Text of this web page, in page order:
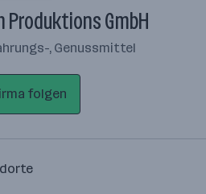
Produktions GmbH
, Genussmittel
folgen